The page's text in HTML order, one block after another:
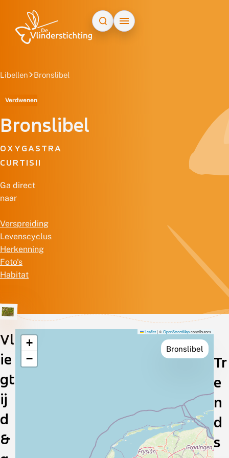
Libellen Bronslibel
Verdwenen
Bronslibel
OXYGASTRA
CURTISII
Ga direct
naar
Verspreiding
Levenscyclus
Herkenning
Foto's
Habitat
Vl
ie
gt
ij
d
&
Verspreiding
in
Bronslibel
+
−
Leaflet|©OpenStreetMapcontributors
Tr
e
n
d
s